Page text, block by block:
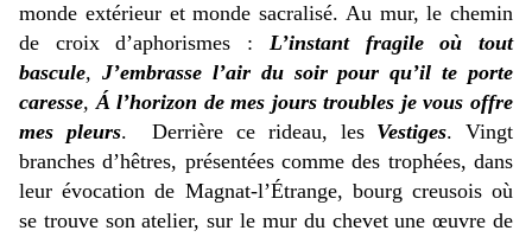
monde extérieur et monde sacralisé. Au mur, le chemin
de croix d’aphorismes : L’instant fragile où tout
bascule, J’embrasse l’air du soir pour qu’il te porte
caresse, Á l’horizon de mes jours troubles je vous offre
mes pleurs.Derrière ce rideau, les Vestiges. Vingt
branches d’hêtres, présentées comme des trophées, dans
leur évocation de Magnat-l’Étrange, bourg creusois où
se trouve son atelier, sur le mur du chevet une œuvre de